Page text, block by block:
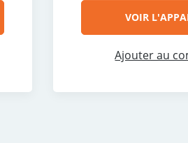
VOIR
Ajouter au